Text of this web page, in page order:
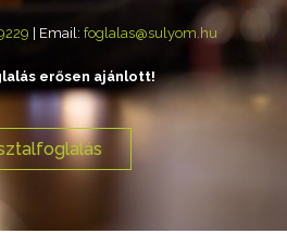
| Email: foglalas@sulyom.hu
erősen ajánlott!